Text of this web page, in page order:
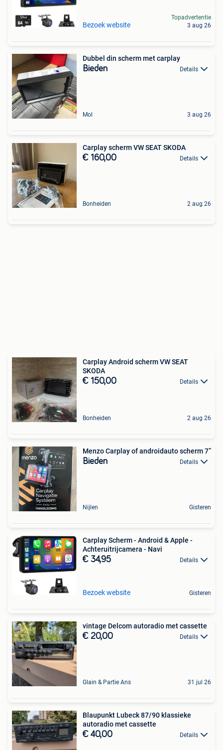
Bezoek website
Topadvertentie
3 aug 26
Dubbel din scherm met carplay
Bieden Details
Mol 3 aug 26
Carplay scherm VW SEAT SKODA
€ 160,00 Details
Bonheiden 2 aug 26
Carplay Android scherm VW SEAT
SKODA
€ 150,00 Details
Bonheiden 2 aug 26
Menzo Carplay of androidauto scherm 7”
Bieden Details
Nijlen Gisteren
Carplay Scherm - Android & Apple -
Achteruitrijcamera - Navi
€ 34,95 Details
Bezoek website Gisteren
vintage Delcom autoradio met cassette
€ 20,00 Details
Glain & Partie Ans 31 jul 26
Blaupunkt Lubeck 87/90 klassieke
autoradio met cassette
€ 40,00 Details